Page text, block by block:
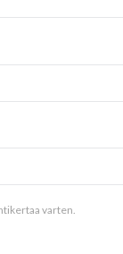
varten.